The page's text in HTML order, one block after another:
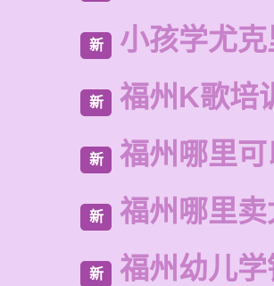
新 小孩学尤
新 福州K歌培
新 福州哪里
新 福州哪里
新 福州幼儿